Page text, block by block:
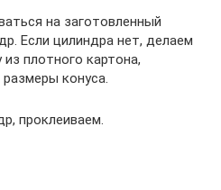
на заготовленный
Если цилиндра нет, делаем
плотного картона,
конуса.
проклеиваем.